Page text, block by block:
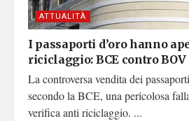
ATTUALITÀ
I passaporti d’oro hanno
riciclaggio: BCE contro BOV
La controversa vendita dei
secondo la BCE, una pericolosa
verifica anti riciclaggio. ...